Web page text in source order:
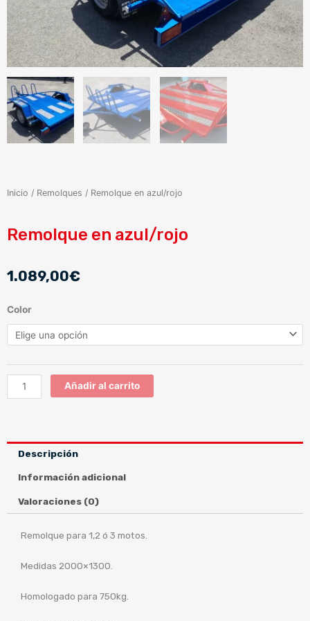
Inicio / Remolques / Remolque en azul/rojo
Remolque en azul/rojo
1.089,00€
Color
Remolque
en
azul/rojo
Añadir al carrito
Descripción
Información adicional
Valoraciones (0)
Remolque para 1,2 ó 3 motos.
Medidas 2000×1300.
Homologado para 750kg.